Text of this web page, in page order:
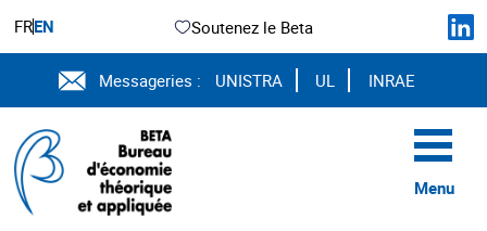
FREN Soutenez le Beta
Messageries : UNISTRA UL INRAE
Menu